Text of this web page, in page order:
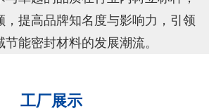
，提高品牌知名度与影响力，引领
能密封材料的发展潮流。
工厂展示